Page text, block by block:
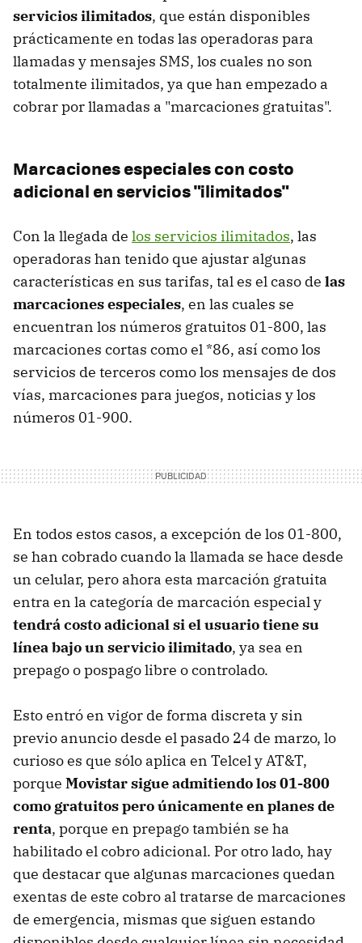
servicios ilimitados, que están disponibles
prácticamente en todas las operadoras para
llamadas y mensajes SMS, los cuales no son
totalmente ilimitados, ya que han empezado a
cobrar por llamadas a "marcaciones gratuitas".
Marcaciones especiales con costo
adicional en servicios "ilimitados"
Con la llegada de los servicios ilimitados, las
operadoras han tenido que ajustar algunas
características en sus tarifas, tal es el caso de las
marcaciones especiales, en las cuales se
encuentran los números gratuitos 01-800, las
marcaciones cortas como el *86, así como los
servicios de terceros como los mensajes de dos
vías, marcaciones para juegos, noticias y los
números 01-900.
En todos estos casos, a excepción de los 01-800,
se han cobrado cuando la llamada se hace desde
un celular, pero ahora esta marcación gratuita
entra en la categoría de marcación especial y
tendrá costo adicional si el usuario tiene su
línea bajo un servicio ilimitado, ya sea en
prepago o pospago libre o controlado.
Esto entró en vigor de forma discreta y sin
previo anuncio desde el pasado 24 de marzo, lo
curioso es que sólo aplica en Telcel y AT&T,
porque Movistar sigue admitiendo los 01-800
como gratuitos pero únicamente en planes de
renta, porque en prepago también se ha
habilitado el cobro adicional. Por otro lado, hay
que destacar que algunas marcaciones quedan
exentas de este cobro al tratarse de marcaciones
de emergencia, mismas que siguen estando